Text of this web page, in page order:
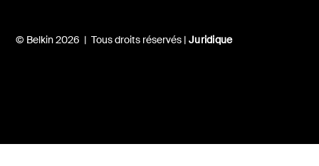
© Belkin 2026 | Tous droits réservés | Juridique